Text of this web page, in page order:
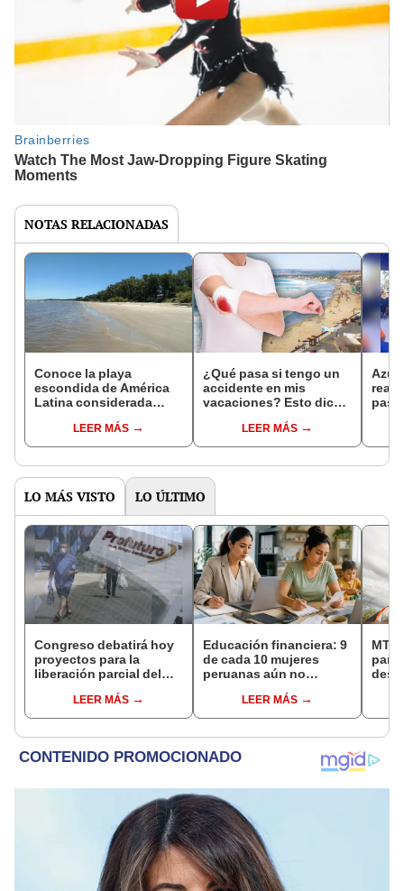
NOTAS RELACIONADAS
Conoce la playa
escondida de América
Latina considerada
grandes bellezas
paradisíacas por
México ni Brasil
LEER MÁS
¿Qué pasa si tengo un
accidente en mis
vacaciones? Esto dicen
LEER MÁS
LO MÁS VISTO LO ÚLTIMO
Congreso debatirá hoy
proyectos para la
liberación parcial del
LEER MÁS
Educación financiera: 9
de cada 10 mujeres
peruanas aún no
para administrar mejor
su dinero
LEER MÁS
para